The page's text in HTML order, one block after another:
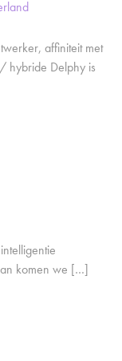
affiniteit met
hybride Delphy is
komen we […]